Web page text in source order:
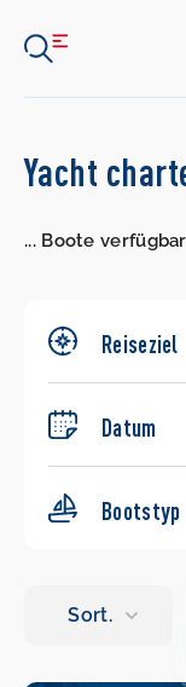
Search
Yacht
...Boote verfügbar
Reiseziel
Datum
Bootstyp